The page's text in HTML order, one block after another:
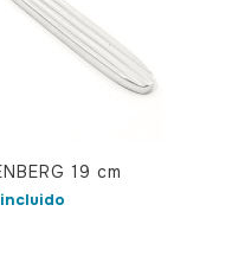
19 cm
incluido